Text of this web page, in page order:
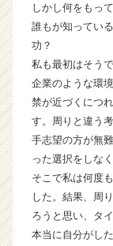
しかし何をもっ
誰もが知ってい
功？
私も最初はそう
企業のような環
禁が近づくにつ
す。周りと違う
手志望の方が無
った選択をしな
そこで私は何度
した。結果、周
ろうと思い、タ
本当に自分がし